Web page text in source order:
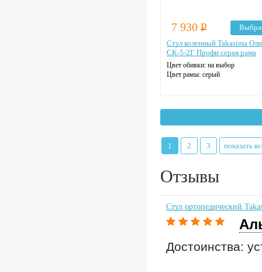
7 930 Р
Стул коленный Takasima
СК-5-2Г Профи серая рама
Цвет обивки: на выбор
Цвет рамы: серый
1 2 3 показать
Отзывы
Стул ортопедический
Достоинства: